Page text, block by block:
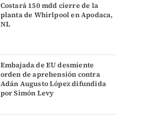
Costará 150 mdd cierre de la
planta de Whirlpool en Apodaca,
NL
Embajada de EU desmiente
orden de aprehensión contra
Adán Augusto López difundida
por Simón Levy